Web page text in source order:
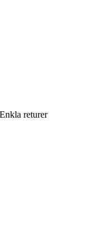
Enkla returer